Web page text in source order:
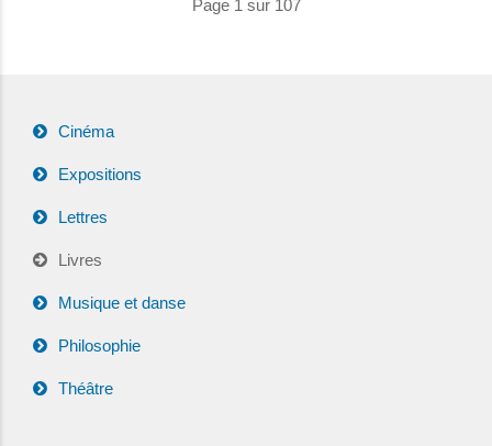
Page 1 sur 107
Cinéma
Expositions
Lettres
Livres
Musique et danse
Philosophie
Théâtre